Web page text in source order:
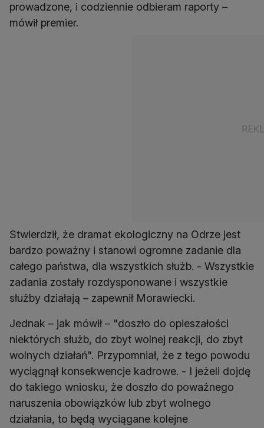
prowadzone, i codziennie odbieram raporty –
mówił premier.
Stwierdził, że dramat ekologiczny na Odrze jest
bardzo poważny i stanowi ogromne zadanie dla
całego państwa, dla wszystkich służb. - Wszystkie
zadania zostały rozdysponowane i wszystkie
służby działają – zapewnił Morawiecki.
Jednak – jak mówił – "doszło do opieszałości
niektórych służb, do zbyt wolnej reakcji, do zbyt
wolnych działań". Przypomniał, że z tego powodu
wyciągnął konsekwencje kadrowe. - I jeżeli dojdę
do takiego wniosku, że doszło do poważnego
naruszenia obowiązków lub zbyt wolnego
działania, to będą wyciągane kolejne